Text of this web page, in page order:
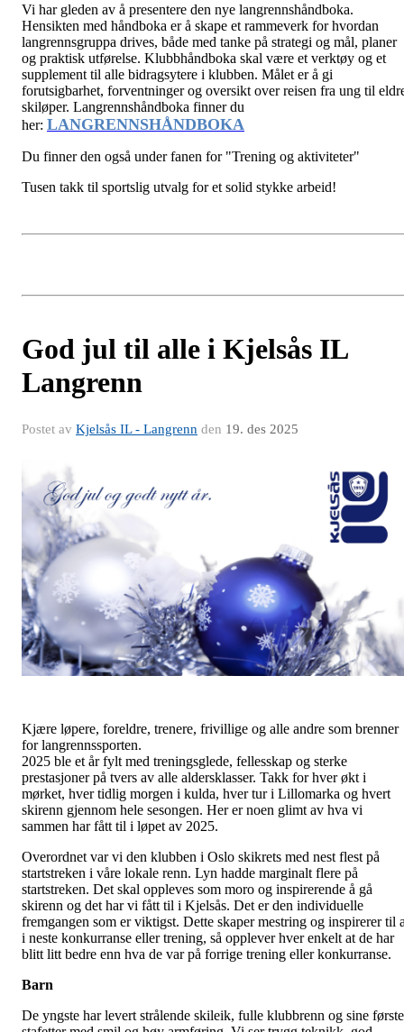
Vi har gleden av å presentere den nye langrennshåndboka.
Hensikten med håndboka er å skape et rammeverk for hvordan
langrennsgruppa drives, både med tanke på strategi og mål, planer
og praktisk utførelse. Klubbhåndboka skal være et verktøy og et
supplement til alle bidragsytere i klubben. Målet er å gi
forutsigbarhet, forventninger og oversikt over reisen fra ung til
skiløper. Langrennshåndboka finner du
her: LANGRENNSHÅNDBOKA
Du finner den også under fanen for "Trening og aktiviteter"
Tusen takk til sportslig utvalg for et solid stykke arbeid!
God jul til alle i Kjelsås IL
Langrenn
Postet av Kjelsås IL - Langrenn den 19. des 2025
Kjære løpere, foreldre, trenere, frivillige og alle andre som brenner
for langrennssporten.
2025 ble et år fylt med treningsglede, fellesskap og sterke
prestasjoner på tvers av alle aldersklasser. Takk for hver økt i
mørket, hver tidlig morgen i kulda, hver tur i Lillomarka og hvert
skirenn gjennom hele sesongen. Her er noen glimt av hva vi
sammen har fått til i løpet av 2025.
Overordnet var vi den klubben i Oslo skikrets med nest flest på
startstreken i våre lokale renn. Lyn hadde marginalt flere på
startstreken. Det skal oppleves som moro og inspirerende å gå
skirenn og det har vi fått til i Kjelsås. Det er den individuelle
fremgangen som er viktigst. Dette skaper mestring og inspirerer til
i neste konkurranse eller trening, så opplever hver enkelt at de har
blitt litt bedre enn hva de var på forrige trening eller konkurranse.
Barn
De yngste har levert strålende skileik, fulle klubbrenn og sine første